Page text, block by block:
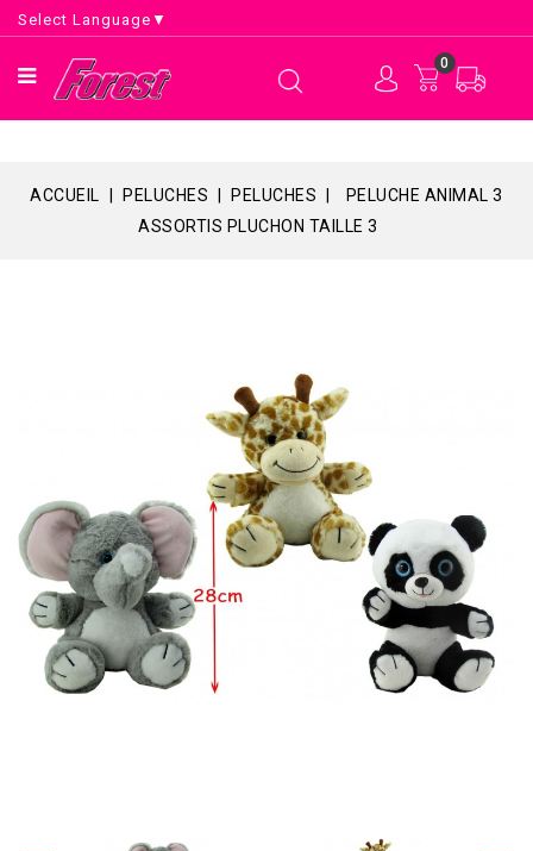
Select Language ▼
0
ACCUEIL PELUCHES PELUCHES
PELUCHE ANIMAL 3
ASSORTIS PLUCHON TAILLE 3